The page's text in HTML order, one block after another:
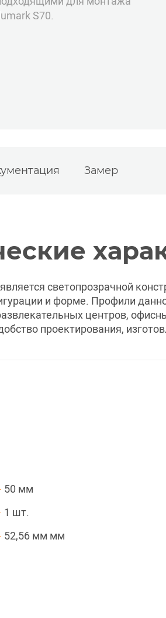
S70.
Замер
светопрозрачной
и форме. Профили
центров,
проектирования,
50 мм
1 шт.
52,56 мм мм